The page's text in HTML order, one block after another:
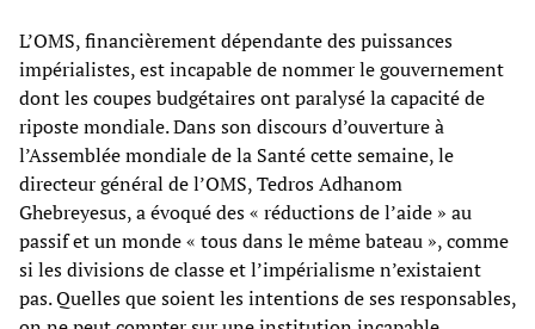
L’OMS, financièrement dépendante des puissances
impérialistes, est incapable de nommer le gouvernement
dont les coupes budgétaires ont paralysé la capacité de
riposte mondiale. Dans son discours d’ouverture à
l’Assemblée mondiale de la Santé cette semaine, le
directeur général de l’OMS, Tedros Adhanom
Ghebreyesus, a évoqué des « réductions de l’aide » au
passif et un monde « tous dans le même bateau », comme
si les divisions de classe et l’impérialisme n’existaient
pas. Quelles que soient les intentions de ses responsables,